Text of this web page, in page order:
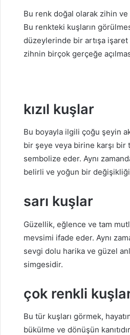
Bu renk doğal olarak zihin ve
Bu renkteki kuşların
düzeylerinde bir artışa işaret
zihnin birçok gerçeğe
kızıl kuşlar
Bu boyayla ilgili çoğu şeyin
bir şeye veya birine karşı
sembolize eder. Aynı
belirli ve yoğun bir
sarı kuşlar
Güzellik, eğlence ve tam
mevsimi ifade eder. Aynı
sevgi dolu harika ve güzel
simgesidir.
çok renkli
Bu tür kuşları görmek,
bükülme ve dönüşün